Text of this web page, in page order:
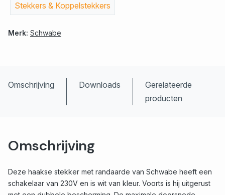
Stekkers & Koppelstekkers
Merk: Schwabe
Omschrijving Downloads
Gerelateerde
producten
Omschrijving
Deze haakse stekker met randaarde van Schwabe heeft een
schakelaar van 230V en is wit van kleur. Voorts is hij uitgerust